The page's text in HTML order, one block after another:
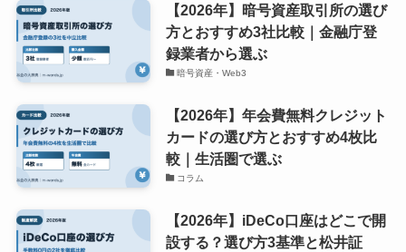
【2026年】暗号資産取引所の選び
方とおすすめ3社比較｜金融庁登
録業者から選ぶ
暗号資産・Web3
【2026年】年会費無料クレジット
カードの選び方とおすすめ4枚比
較｜生活圏で選ぶ
コラム
【2026年】iDeCo口座はどこで開
設する？選び方3基準と松井証